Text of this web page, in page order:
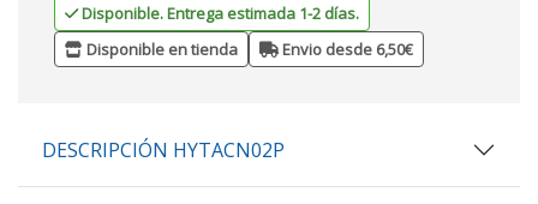
Disponible. Entrega estimada 1-2 días.
Disponible en tienda
Envio desde 6,50€
DESCRIPCIÓN HYTACN02P